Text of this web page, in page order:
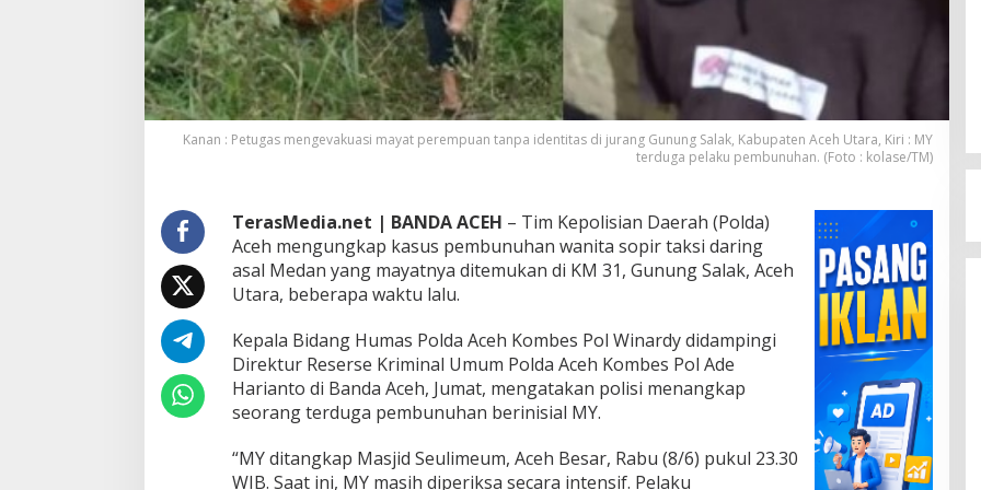
u
h
W
a
n
i
a
g
D
i
t
e
u
k
a
d
G
u
Kanan : Petugas mengevakuasi mayat perempuan tanpa identitas di jurang Gunung Salak, Kabupaten Aceh Utara, Kiri : MY
terduga pelaku pembunuhan. (Foto : kolase/TM)
TerasMedia.net | BANDA ACEH – Tim Kepolisian Daerah (Polda)
Aceh mengungkap kasus pembunuhan wanita sopir taksi daring
asal Medan yang mayatnya ditemukan di KM 31, Gunung Salak, Aceh
Utara, beberapa waktu lalu.
Kepala Bidang Humas Polda Aceh Kombes Pol Winardy didampingi
Direktur Reserse Kriminal Umum Polda Aceh Kombes Pol Ade
Harianto di Banda Aceh, Jumat, mengatakan polisi menangkap
seorang terduga pembunuhan berinisial MY.
“MY ditangkap Masjid Seulimeum, Aceh Besar, Rabu (8/6) pukul 23.30
WIB. Saat ini, MY masih diperiksa secara intensif. Pelaku